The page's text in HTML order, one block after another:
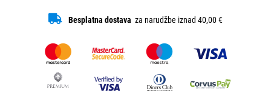
Besplatna dostava za narudžbe iznad 40,00 €